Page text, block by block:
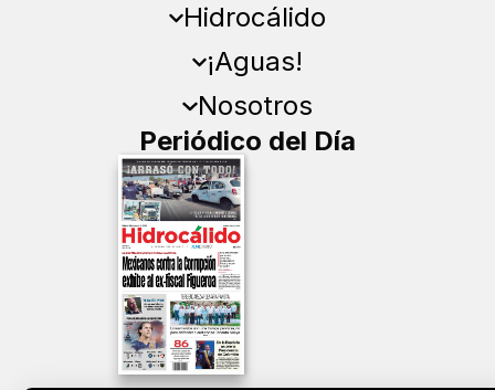
Hidrocálido
¡Aguas!
Nosotros
Periódico del Día